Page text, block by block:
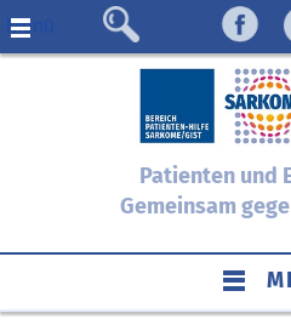
Menü
Patienten und
Gemeinsam